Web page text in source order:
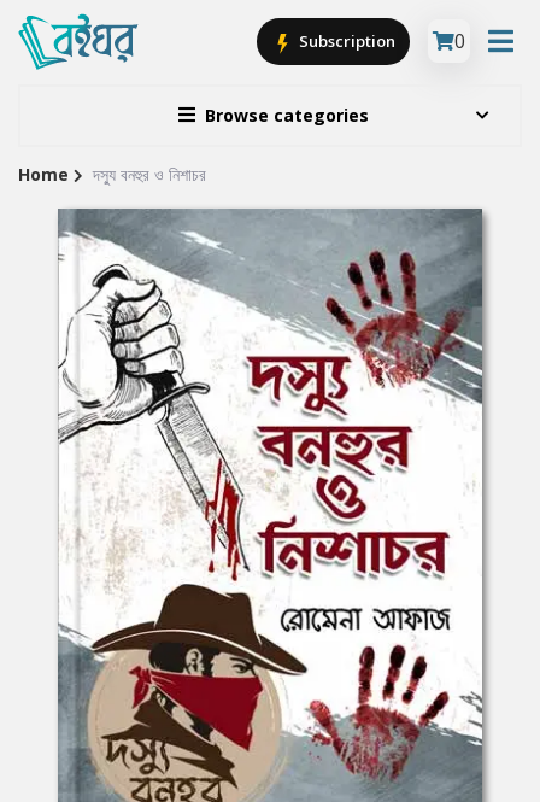
Browse categories
Subscription 0
Site
Breadcrumb
Home দস্যু বনহুর ও নিশাচর